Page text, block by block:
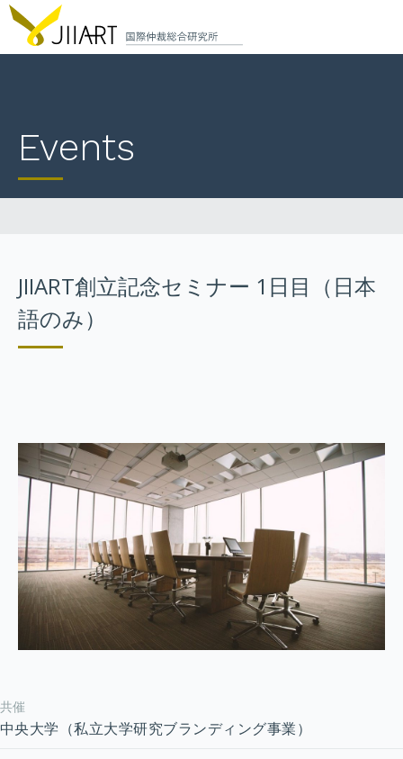
HOME
ABOUT
EDUCATION
Events
JIIART創立記念セミナー 1日目（日本
語のみ）
共催
中央大学（私立大学研究ブランディング事業）